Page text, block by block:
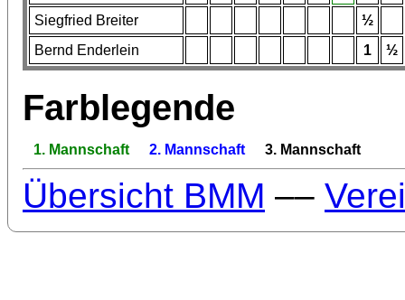
Siegfried Breiter
½
Bernd Enderlein
1 ½
Farblegende
1. Mannschaft 2. Mannschaft 3. Mannschaft
Übersicht BMM ––